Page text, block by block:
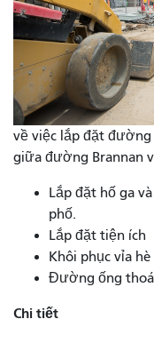
về việc lắp đặt
giữa đường Brannan
Lắp đặt hố ga
phố.
Lắp đặt tiện ích
Khôi phục vỉa hè
Đường ống
Chi tiết